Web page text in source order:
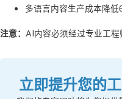
多语言内容生产成本降低
注意： AI内容必须经过专业工程
立即提升您的